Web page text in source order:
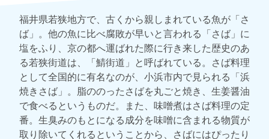
福井県若狭地方で、古くから親しまれている魚が「さ
ば」。他の魚に比べ腐敗が早いと言われる「さば」に
塩をふり、京の都へ運ばれた際に行き来した歴史のあ
る若狭街道は、「鯖街道」と呼ばれている。さば料理
として全国的に有名なのが、小浜市内で見られる「浜
焼きさば」。脂ののったさばを丸ごと焼き、生姜醤油
で食べるというものだ。また、味噌煮はさば料理の定
番。生臭みのもとになる成分を味噌に含まれる物質が
取り除いてくれるということから、さばにはぴったり